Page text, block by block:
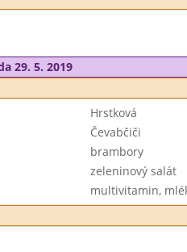
29. 5. 2019
Hrstková
Čevabčiči
brambory
zeleninový salát
multivitamin,